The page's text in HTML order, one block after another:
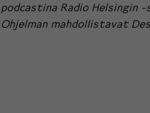
podcastina Radio Helsingin
Ohjelman mahdollistavat